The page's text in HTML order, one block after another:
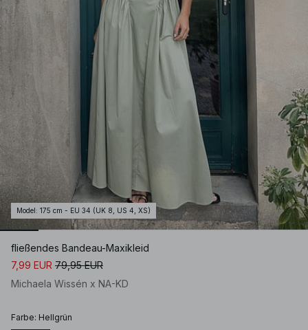
Model : 175 cm - EU 34 (UK 8, US 4, XS)
fließendes Bandeau-Maxikleid
7,99 EUR 79,95 EUR
Michaela Wissén x NA-KD
Farbe: Hellgrün